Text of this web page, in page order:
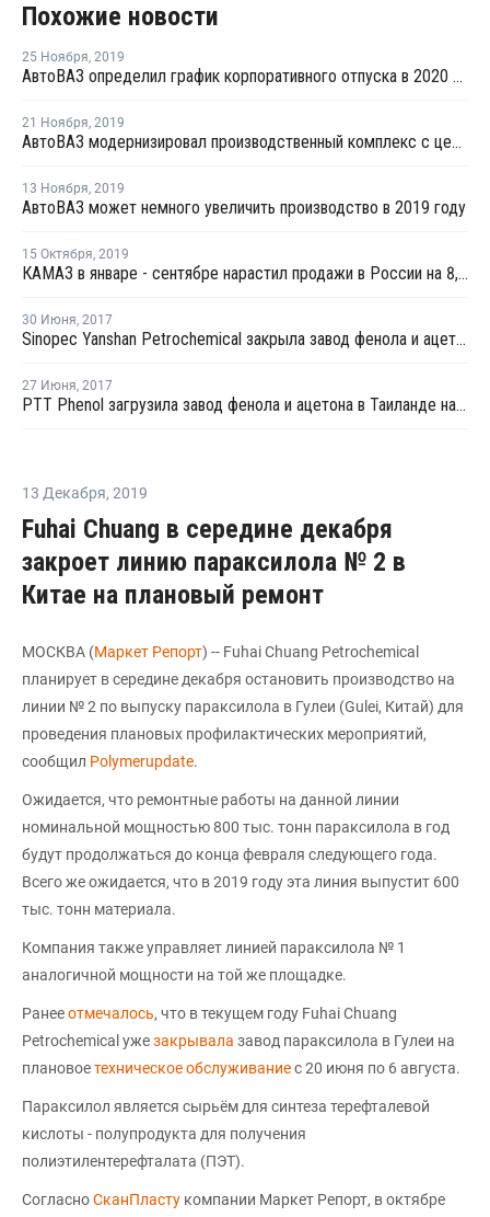
Похожие новости
25 Ноября, 2019
АвтоВАЗ определил график корпоративного отпуска в 2020 году
21 Ноября, 2019
АвтоВАЗ модернизировал производственный комплекс с целью оптимизации технологий и экономии средств
13 Ноября, 2019
АвтоВАЗ может немного увеличить производство в 2019 году
15 Октября, 2019
КАМАЗ в январе - сентябре нарастил продажи в России на 8,2%
30 Июня, 2017
Sinopec Yanshan Petrochemical закрыла завод фенола и ацетона на ремонт раньше намеченного срока
27 Июня, 2017
PTT Phenol загрузила завод фенола и ацетона в Таиланде на 80-85%
13 Декабря, 2019
Fuhai Chuang в середине декабря
закроет линию параксилола № 2 в
Китае на плановый ремонт
МОСКВА (Маркет Репорт) -- Fuhai Chuang Petrochemical
планирует в середине декабря остановить производство на
линии № 2 по выпуску параксилола в Гулеи (Gulei, Китай) для
проведения плановых профилактических мероприятий,
сообщил Polymerupdate.
Ожидается, что ремонтные работы на данной линии
номинальной мощностью 800 тыс. тонн параксилола в год
будут продолжаться до конца февраля следующего года.
Всего же ожидается, что в 2019 году эта линия выпустит 600
тыс. тонн материала.
Компания также управляет линией параксилола № 1
аналогичной мощности на той же площадке.
Ранееотмечалось, что в текущем году Fuhai Chuang
Petrochemical ужезакрывала завод параксилола в Гулеи на
плановоетехническое обслуживаниес 20 июня по 6 августа.
Параксилол является сырьём для синтеза терефталевой
кислоты - полупродукта для получения
полиэтилентерефталата (ПЭТ).
СогласноСканПласту компании Маркет Репорт, в октябре